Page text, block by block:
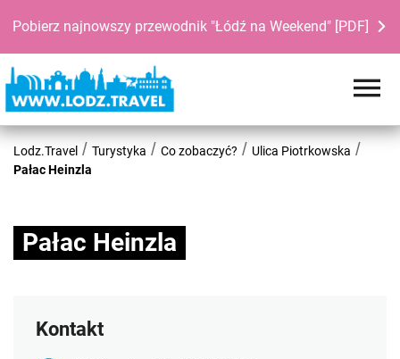
Pobierz najnowszy przewodnik "Łódź na Weekend" [PDF]
Lodz.Travel Turystyka Co zobaczyć?
Ulica Piotrkowska
Pałac Heinzla
Pałac Heinzla
Kontakt